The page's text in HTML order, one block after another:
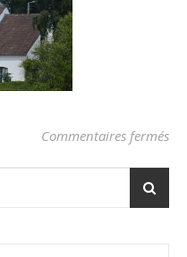
Commentaires fermés